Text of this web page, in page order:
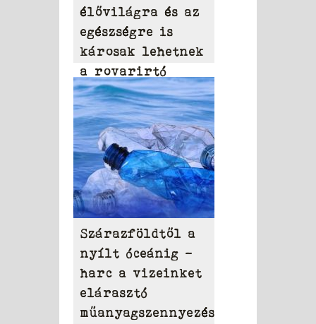
élővilágra és az
egészségre is
károsak lehetnek
a rovarirtó
szerek
Szárazföldtől a
nyílt óceánig –
harc a vizeinket
elárasztó
műanyagszennyezés